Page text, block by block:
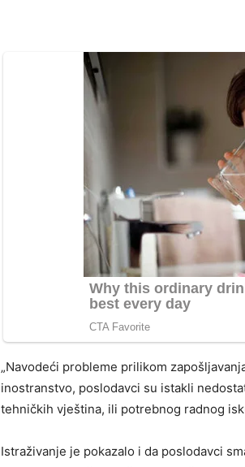
„Navodeći probleme prilikom
inostranstvo, poslodavci su istakli
tehničkih vještina, ili potrebnog radnog
Istraživanje je pokazalo i da poslodavci